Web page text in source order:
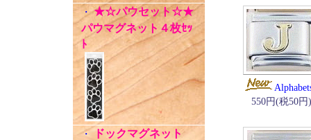
・★☆パウセット☆★
パウマグネット４枚ｾｯ
ﾄ
・ドックマグネット
550円(税50円)